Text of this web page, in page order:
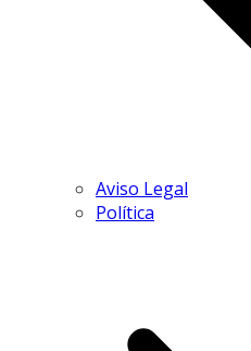
Aviso Legal
Política